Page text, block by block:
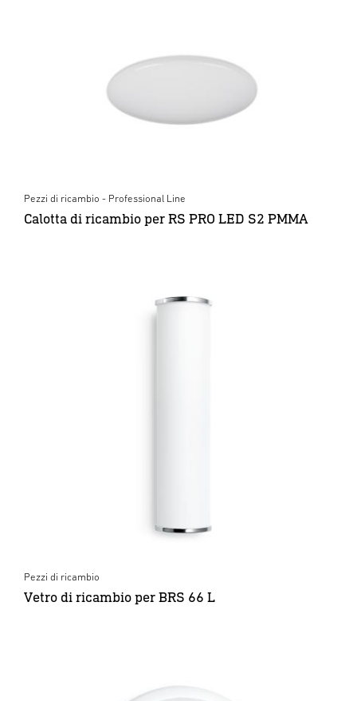
Pezzi di ricambio - Professional Line
Calotta di ricambio per RS PRO LED S2 PMMA
Pezzi di ricambio
Vetro di ricambio per BRS 66 L